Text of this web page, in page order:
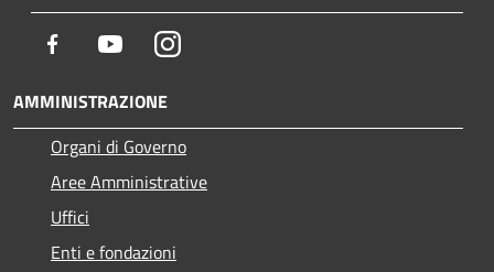
Facebook YoutubeInstagram
AMMINISTRAZIONE
Organi di Governo
Aree Amministrative
Uffici
Enti e fondazioni